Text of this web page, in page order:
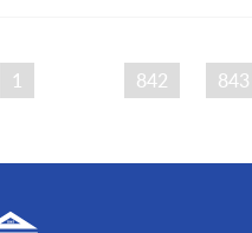
1 842 843